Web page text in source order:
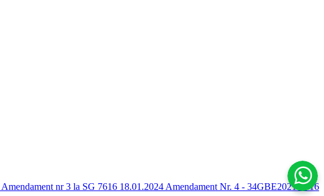
Amendament nr 3 la SG 7616 18.01.2024 Amendament Nr. 4 - 34GBE2021-7616